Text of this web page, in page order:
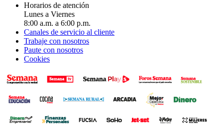
Horarios de atención
Lunes a Viernes
8:00 a.m. a 6:00 p.m.
Canales de servicio al cliente
Trabaje con nosotros
Paute con nosotros
Cookies